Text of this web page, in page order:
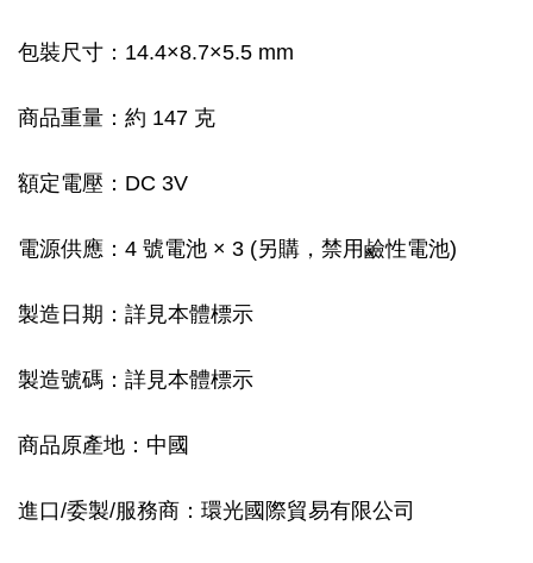
包裝尺寸：14.4×8.7×5.5 mm
商品重量：約 147 克
額定電壓：DC 3V
電源供應：4 號電池 × 3 (另購，禁用鹼性電池)
製造日期：詳見本體標示
製造號碼：詳見本體標示
商品原產地：中國
進口/委製/服務商：環光國際貿易有限公司